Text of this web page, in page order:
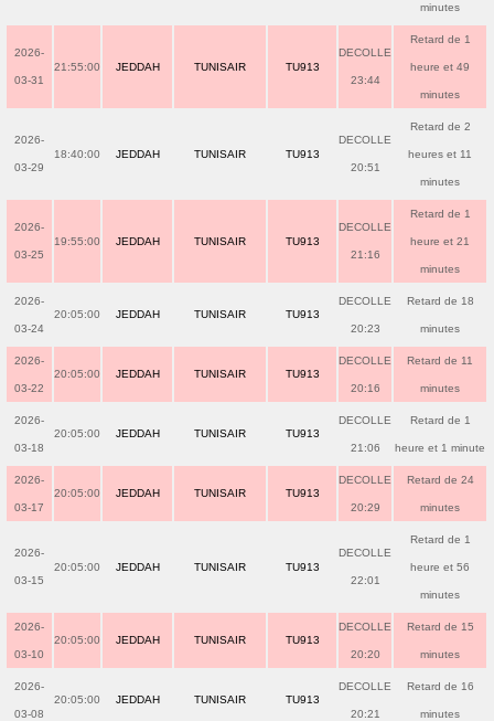
minutes
2026-
03-31
21:55:00 JEDDAH TUNISAIR TU913
DECOLLE
23:44
Retard de 1
heure et 49
minutes
2026-
03-29
18:40:00 JEDDAH TUNISAIR TU913
DECOLLE
20:51
Retard de 2
heures et 11
minutes
2026-
03-25
19:55:00 JEDDAH TUNISAIR TU913
DECOLLE
21:16
Retard de 1
heure et 21
minutes
2026-
03-24
20:05:00 JEDDAH TUNISAIR TU913
DECOLLE
20:23
Retard de 18
minutes
2026-
03-22
20:05:00 JEDDAH TUNISAIR TU913
DECOLLE
20:16
Retard de 11
minutes
2026-
03-18
20:05:00 JEDDAH TUNISAIR TU913
DECOLLE
21:06
Retard de 1
heure et 1 minute
2026-
03-17
20:05:00 JEDDAH TUNISAIR TU913
DECOLLE
20:29
Retard de 24
minutes
2026-
03-15
20:05:00 JEDDAH TUNISAIR TU913
DECOLLE
22:01
Retard de 1
heure et 56
minutes
2026-
03-10
20:05:00 JEDDAH TUNISAIR TU913
DECOLLE
20:20
Retard de 15
minutes
2026-
03-08
20:05:00 JEDDAH TUNISAIR TU913
DECOLLE
20:21
Retard de 16
minutes